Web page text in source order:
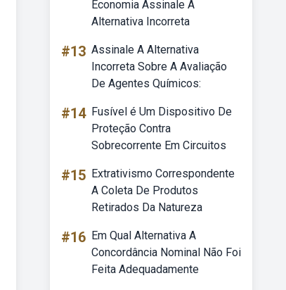
Economia Assinale A
Alternativa Incorreta
#13 Assinale A Alternativa
Incorreta Sobre A Avaliação
De Agentes Químicos:
#14 Fusível é Um Dispositivo De
Proteção Contra
Sobrecorrente Em Circuitos
#15 Extrativismo Correspondente
A Coleta De Produtos
Retirados Da Natureza
#16 Em Qual Alternativa A
Concordância Nominal Não Foi
Feita Adequadamente